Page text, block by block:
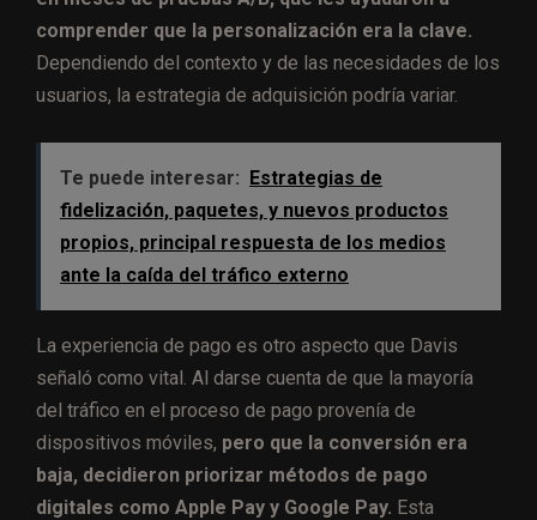
comprender que la personalización era la clave.
Dependiendo del contexto y de las necesidades de los
usuarios, la estrategia de adquisición podría variar.
Te puede interesar: Estrategias de
fidelización, paquetes, y nuevos productos
propios, principal respuesta de los medios
ante la caída del tráfico externo
La experiencia de pago es otro aspecto que Davis
señaló como vital. Al darse cuenta de que la mayoría
del tráfico en el proceso de pago provenía de
dispositivos móviles, pero que la conversión era
baja, decidieron priorizar métodos de pago
digitales como Apple Pay y Google Pay. Esta